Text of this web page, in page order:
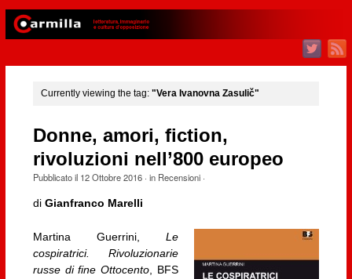
Currently viewing the tag: "Vera Ivanovna Zasulič"
Donne, amori, fiction,
rivoluzioni nell’800 europeo
Pubblicato il 12 Ottobre 2016· in Recensioni·
di Gianfranco Marelli
Martina Guerrini,Le
cospiratrici. Rivoluzionarie
russe di fine Ottocento, BFS